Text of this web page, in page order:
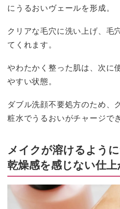
にうるおいヴェールを形成。
クリアな毛穴に洗い上げ、毛
てくれます。
やわたかく整った肌は、次に
やすい状態。
ダブル洗顔不要処方のため、
粧水でうるおいがチャージで
メイクが溶けるよう
乾燥感を感じない仕上